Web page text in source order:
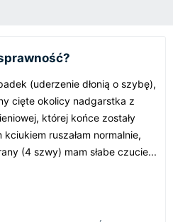
(uderzenie dłonią o szybę),
cięte okolicy nadgarstka z
której końce zostały
ruszałam normalnie,
(4 szwy) mam słabe czucie...